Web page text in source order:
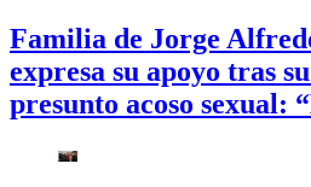
Familia de Jorge
expresa su apoyo tras
presunto acoso sexual: